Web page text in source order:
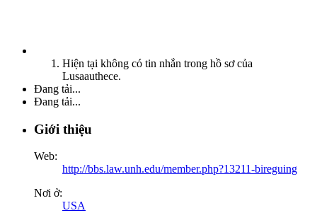
Hiện tại không có tin nhắn trong hồ sơ của
Lusaauthece.
Đang tải...
Đang tải...
Giới thiệu
Web:
http://bbs.law.unh.edu/member.php?13211-bireguing
Nơi ở:
USA